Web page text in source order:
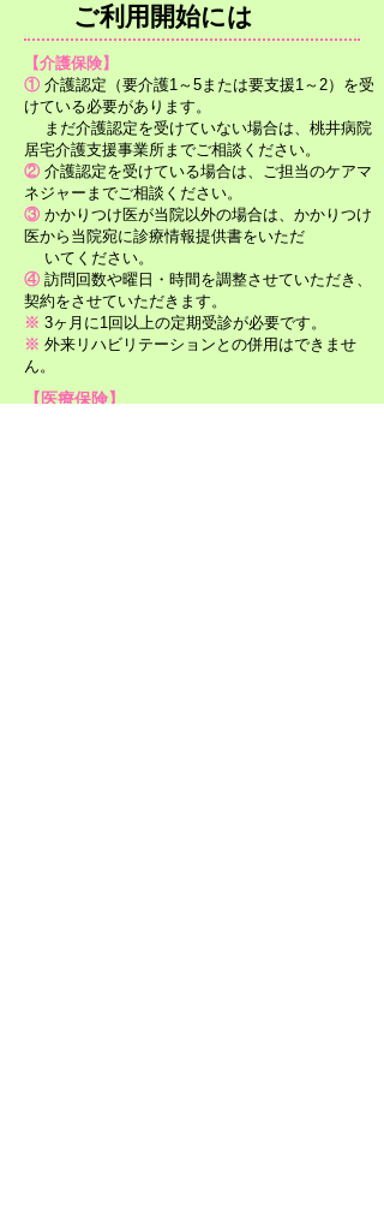
​ご利用開始には
【介護保険】
① 介護認定（要介護1～5または要支援1～2）を受
けている必要があります。
まだ介護認定を受けていない場合は、桃井病院
居宅介護支援事業所までご相談ください。
② 介護認定を受けている場合は、ご担当のケアマ
ネジャーまでご相談ください。
③ かかりつけ医が当院以外の場合は、かかりつけ
医から当院宛に診療情報提供書をいただ
いて ください。
④ 訪問回数や曜日・時間を調整させていただき、
契約をさせていただきます。
※ 3ヶ月に1回以上の定期受診が必要です。
※ 外来リハビリテーションとの併用はできませ
ん。
【医療保険】